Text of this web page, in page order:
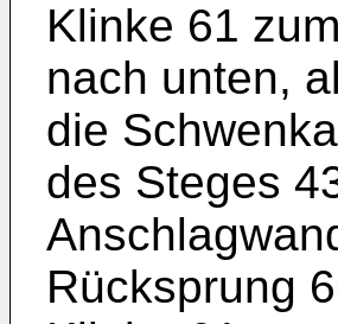
Klinke 61
nach unten,
die
des Steges
Rücksprung